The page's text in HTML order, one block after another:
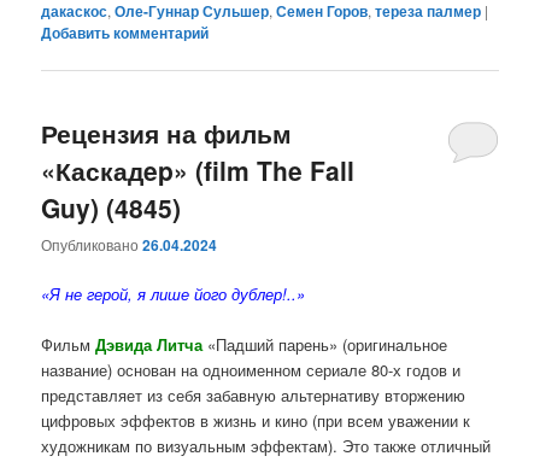
дакаскос,Оле-Гуннар Сульшер,Семен Горов,тереза палмер |
Добавить комментарий
Рецензия на фильм
«Каскадep» (film The Fall
Guy) (4845)
Опубликовано26.04.2024
«Я не герой, я лише його дублер!..»
ФильмДэвида Литча «Падший парень» (оригинальное
название) основан на одноименном сериале 80-х годов и
представляет из себя забавную альтернативу вторжению
цифровых эффектов в жизнь и кино (при всем уважении к
художникам по визуальным эффектам). Это также отличный